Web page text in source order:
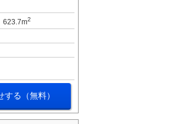
623.7m2
する（無料）